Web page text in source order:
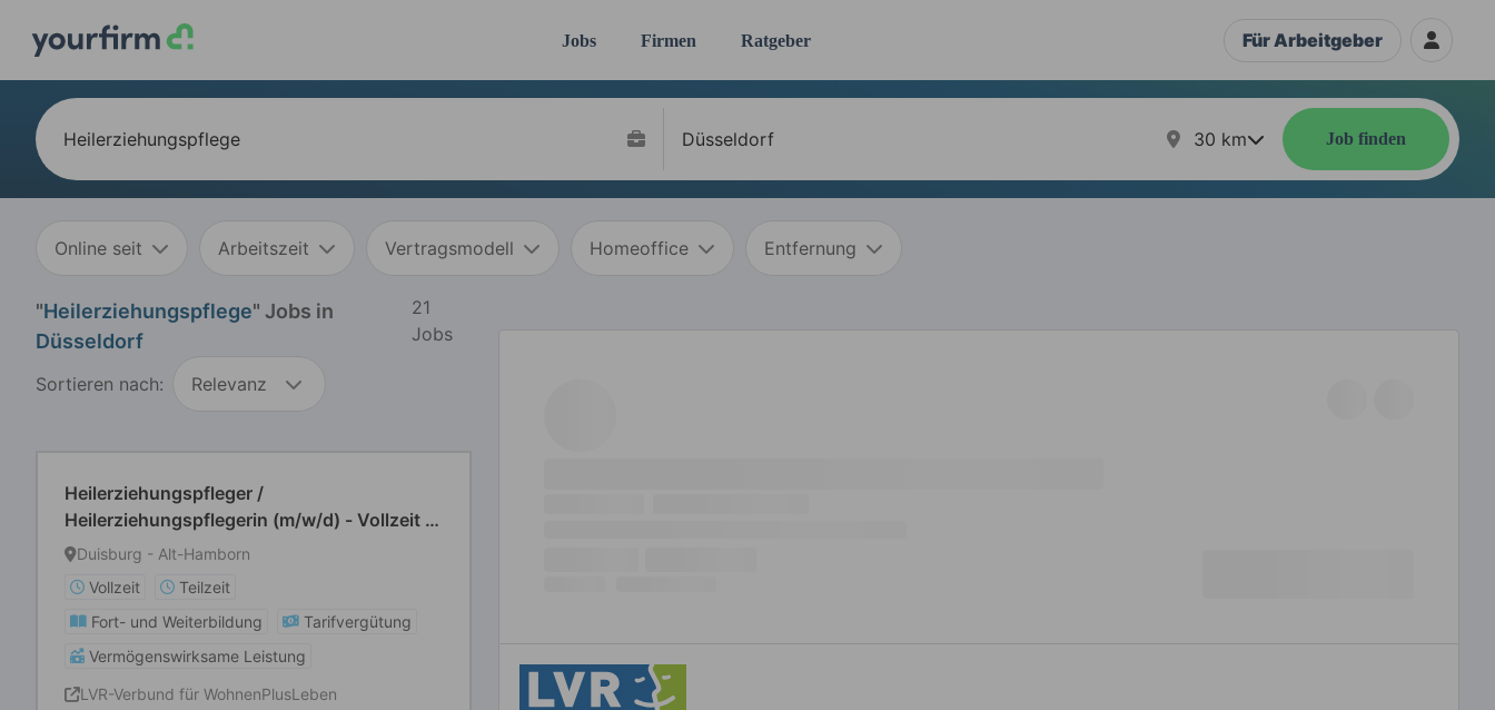
Jobs Firmen Ratgeber Für Arbeitgeber
30 km Job finden
Online seit Arbeitszeit Vertragsmodell Homeoffice Entfernung
"Heilerziehungspflege" Jobs in
Düsseldorf
21
Jobs
Sortieren nach: Relevanz
Heilerziehungspfleger /
Heilerziehungspflegerin (m/w/d) - Vollzeit /
Teilzeit
Duisburg - Alt-Hamborn
Vollzeit
Teilzeit
Fort- und Weiterbildung
Tarifvergütung
Vermögenswirksame Leistung
LVR-Verbund für WohnenPlusLeben